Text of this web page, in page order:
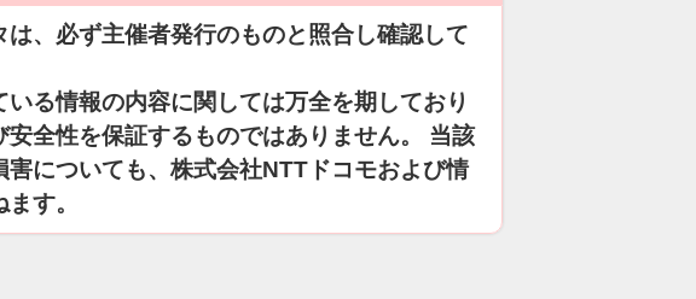
、必ず主催者発行のものと照合し確認して
る情報の内容に関しては万全を期しており
全性を保証するものではありません。 当該
についても、株式会社NTTドコモおよび情
す。